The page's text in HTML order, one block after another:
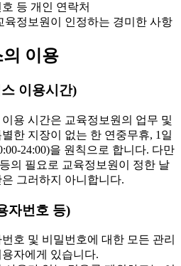
등 개인 연락처
정보원이 인정하는 경미한 사항
이용
이용시간)
용 시간은 교육정보원의 업무 및
한 지장이 없는 한 연중무휴, 1일
24:00)을 원칙으로 합니다. 다만
의 필요로 교육정보원이 정한 날
그러하지 아니합니다.
자번호 등)
호 및 비밀번호에 대한 모든 관리
자에게 있습니다.